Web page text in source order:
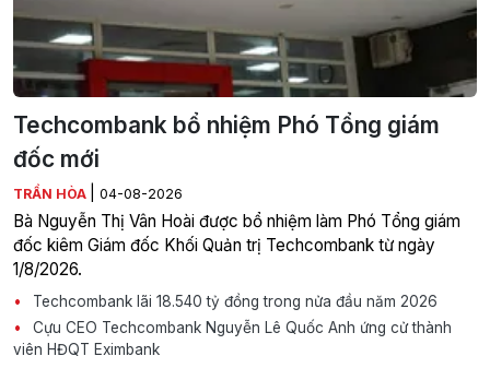
Techcombank bổ nhiệm Phó Tổng giám
đốc mới
TRẦN HÒA 04-08-2026
Bà Nguyễn Thị Vân Hoài được bổ nhiệm làm Phó Tổng giám
đốc kiêm Giám đốc Khối Quản trị Techcombank từ ngày
1/8/2026.
Techcombank lãi 18.540 tỷ đồng trong nửa đầu năm 2026
Cựu CEO Techcombank Nguyễn Lê Quốc Anh ứng cử thành
viên HĐQT Eximbank